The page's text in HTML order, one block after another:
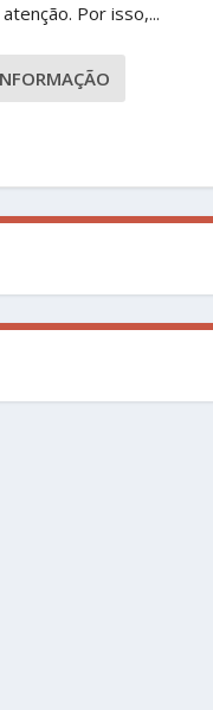
Por isso,...